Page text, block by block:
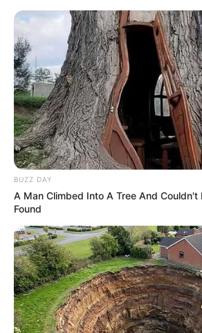
Skip
content
BUZZ DAY
A Man Climbed Into A Tree And Couldn't
Found